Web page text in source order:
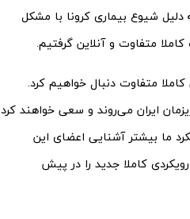
دلیل شیوع بیماری کرونا با مشکل
متفاوت دنبال خواهیم کرد.
ایران می‌روند و سعی خواهند کرد
ما بیشتر آشنایی اعضای این
کاملا جدید را در پیش